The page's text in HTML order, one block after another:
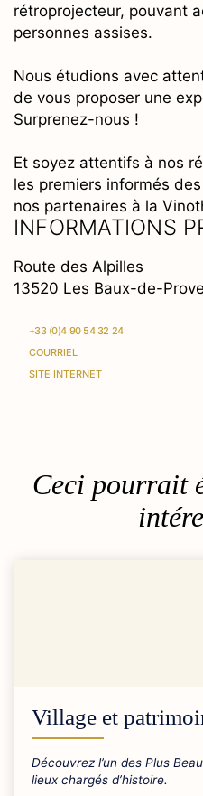
rétroprojecteur, pouvant
personnes assises.
Nous étudions avec
de vous proposer une
Surprenez-nous !
Et soyez attentifs à nos
les premiers informés
nos partenaires à la
INFORMATIONS
Route des Alpilles
13520 Les Baux-de-
+33 (0)4 90 54 32 24
COURRIEL
SITE INTERNET
Ceci pourrait
Village et
Découvrez l’un des Plus
lieux chargés d’histoire.